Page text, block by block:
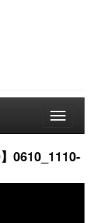
Toggle
0610_1110-